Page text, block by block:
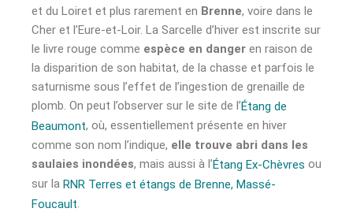
et du Loiret et plus rarement en Brenne, voire dans le
Cher et l’Eure-et-Loir. La Sarcelle d’hiver est inscrite sur
le livre rouge comme espèce en danger en raison de
la disparition de son habitat, de la chasse et parfois le
saturnisme sous l’effet de l’ingestion de grenaille de
plomb. On peut l’observer sur le site de l’Étang de
Beaumont, où, essentiellement présente en hiver
comme son nom l’indique, elle trouve abri dans les
saulaies inondées, mais aussi à l’Étang Ex-Chèvres ou
sur la RNR Terres et étangs de Brenne, Massé-
Foucault.